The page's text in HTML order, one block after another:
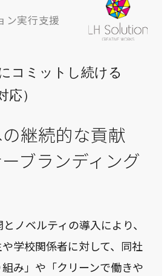
ン実行支援
コミットし続ける
応）
継続的な貢献
ブランディング
ノベルティの導入により、
学校関係者に対して、同社
み」や「クリーンで働きや